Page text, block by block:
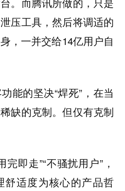
压工具，然后将调适的
，一并交给14亿用户自
能的坚决“焊死”，在当
缺的克制。但仅有克制
即走”“不骚扰用户”，
舒适度为核心的产品哲